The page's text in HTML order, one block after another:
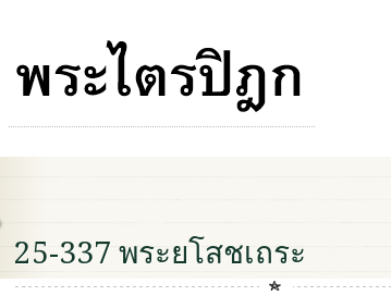
25-337 พระยโสชเถระ